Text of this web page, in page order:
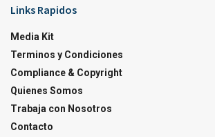
Links Rapidos
Media Kit
Terminos y Condiciones
Compliance & Copyright
Quienes Somos
Trabaja con Nosotros
Contacto